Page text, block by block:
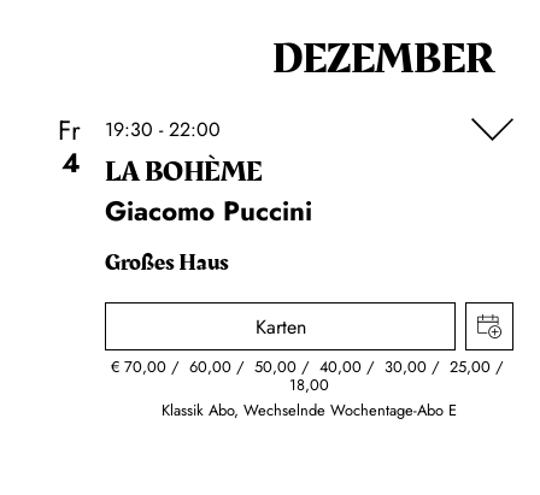
DEZEMBER
Fr
4
19:30 - 22:00
LA BOHÈME
Giacomo Puccini
Großes Haus
Karten
€ 70,00 60,00 50,00 40,00 30,00 25,00
18,00
Klassik Abo, Wechselnde Wochentage-Abo E